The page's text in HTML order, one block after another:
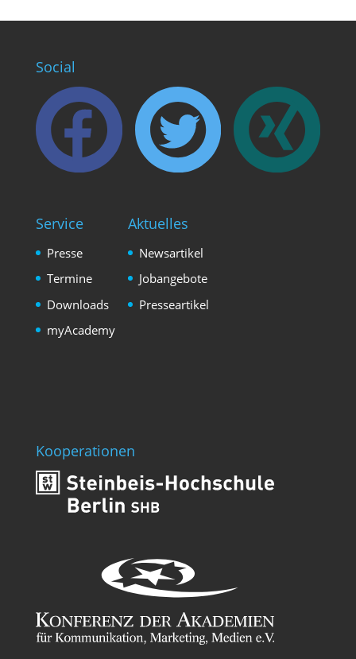
Social
Service
Presse
Termine
Downloads
myAcademy
Aktuelles
Newsartikel
Jobangebote
Presseartikel
Kooperationen